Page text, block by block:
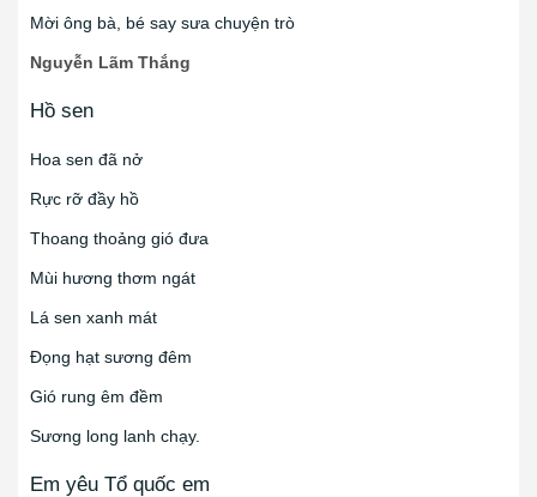
Mời ông bà, bé say sưa chuyện trò
Nguyễn Lãm Thắng
Hồ sen
Hoa sen đã nở
Rực rỡ đầy hồ
Thoang thoảng gió đưa
Mùi hương thơm ngát
Lá sen xanh mát
Đọng hạt sương đêm
Gió rung êm đềm
Sương long lanh chạy.
Em yêu Tổ quốc em